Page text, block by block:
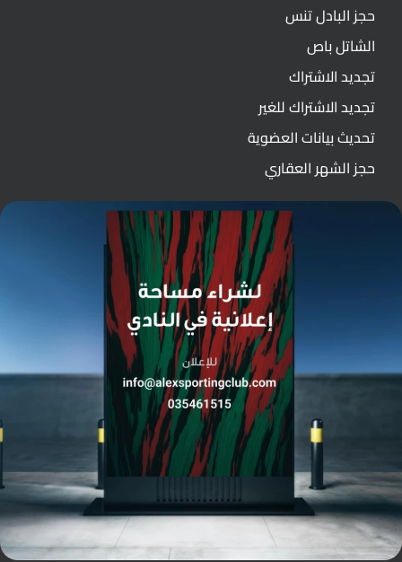
حجز البادل تنس
الشاتل باص
تجديد الاشتراك
تجديد الاشتراك للغير
تحديث بيانات العضوية
حجز الشهر العقاري